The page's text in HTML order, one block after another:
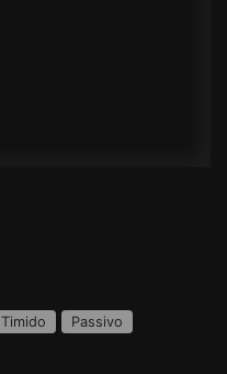
Timido
Passivo